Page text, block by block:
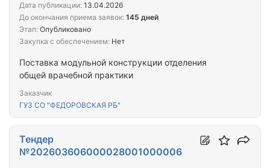
Поставка модульной конструкции отделения
общей врачебной практики
Заказчик
ГУЗ СО "ФЕДОРОВСКАЯ РБ"
Дата публикации: 13.04.2026
До окончания приема заявок: 145 дней
Этап: Опубликовано
Закупка с обеспечением: Нет
Тендер
№202603606000028001000006